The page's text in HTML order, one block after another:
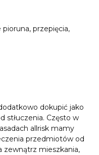
przepięcia,
dokupić jako
stłuczenia. Często w
allrisk mamy
przedmiotów od
zewnątrz mieszkania,